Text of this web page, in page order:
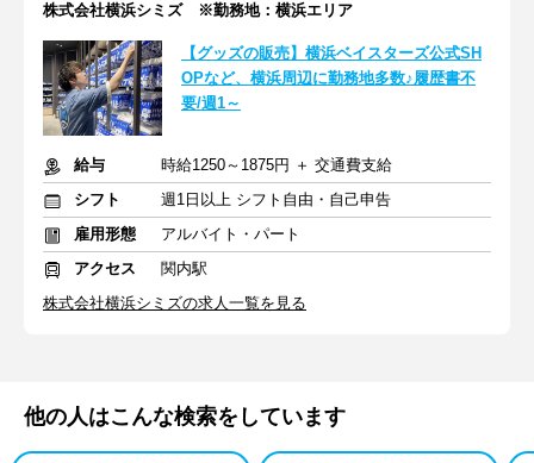
株式会社横浜シミズ ※勤務地：横浜エリア
【グッズの販売】横浜ベイスターズ公式SH
OPなど、横浜周辺に勤務地多数♪履歴書不
要/週1～
給与
時給1250～1875円 ＋ 交通費支給
シフト
週1日以上 シフト自由・自己申告
雇用形態
アルバイト・パート
アクセス
関内駅
株式会社横浜シミズの求人一覧を見る
他の人はこんな検索をしています